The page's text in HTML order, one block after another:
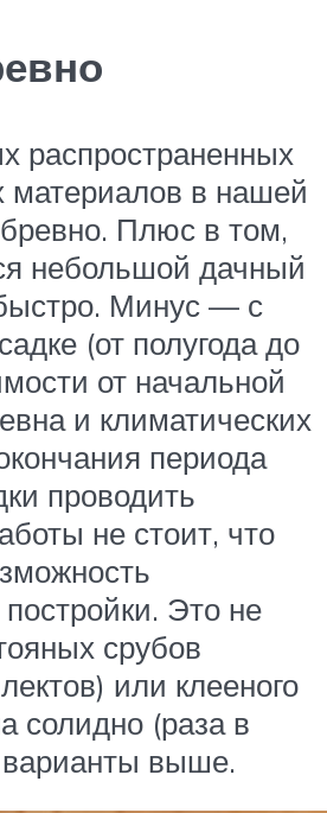
распространенных
материалов в нашей
Плюс в том,
небольшой дачный
Минус — с
(от полугода до
от начальной
и климатических
периода
проводить
не стоит, что
Это не
срубов
или клееного
солидно (раза в
варианты выше.